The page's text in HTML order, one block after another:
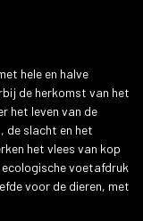
hele en halve
de herkomst van het
het leven van de
de slacht en het
het vlees van kop
voetafdruk
voor de dieren, met